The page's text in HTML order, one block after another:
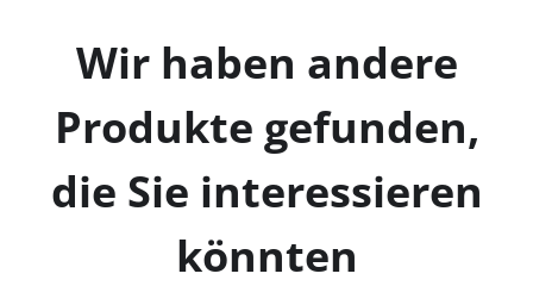
Wir haben andere
Produkte gefunden,
die Sie interessieren
könnten